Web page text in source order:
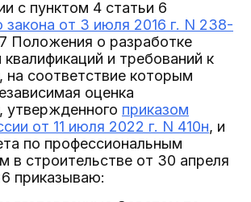
с пунктом 4 статьи 6
закона от 3 июля 2016 г. N 238-
Положения о разработке
и требований к
на соответствие которым
оценка
утвержденного приказом
от 11 июля 2022 г. N 410н, и
по профессиональным
в строительстве от 30 апреля
приказываю: